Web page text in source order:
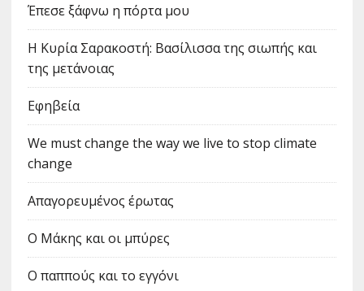
Έπεσε ξάφνω η πόρτα μου
Η Κυρία Σαρακοστή: Βασίλισσα της σιωπής και
της μετάνοιας
Εφηβεία
We must change the way we live to stop climate
change
Απαγορευμένος έρωτας
Ο Μάκης και οι μπύρες
Ο παππούς και το εγγόνι